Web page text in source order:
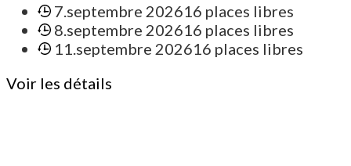
7.septembre 202616 places libres
8.septembre 202616 places libres
11.septembre 202616 places libres
Voir les détails